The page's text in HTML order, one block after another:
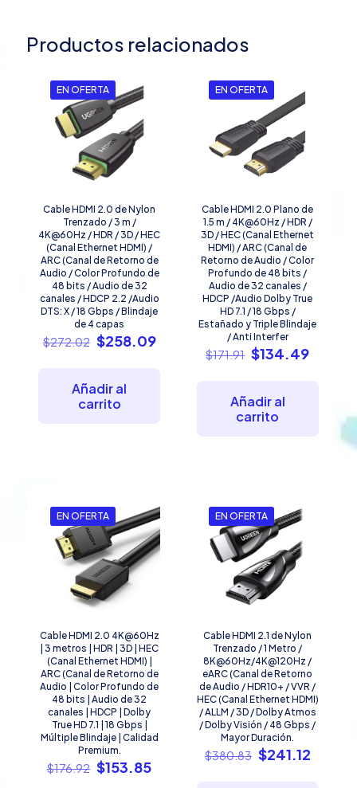
Productos relacionados
EN OFERTA
Cable HDMI 2.0 de Nylon
Trenzado / 3 m /
4K@60Hz / HDR / 3D / HEC
(Canal Ethernet HDMI) /
ARC (Canal de Retorno de
Audio / Color Profundo de
48 bits / Audio de 32
canales / HDCP 2.2 /Audio
DTS: X / 18 Gbps / Blindaje
de 4 capas
$272.02 El
precio
era:
$272.02.
$258.09El
Añadir al
carrito
EN OFERTA
Cable HDMI 2.0 Plano de
1.5 m / 4K@60Hz / HDR /
3D / HEC (Canal Ethernet
HDMI) / ARC (Canal de
Retorno de Audio / Color
Profundo de 48 bits /
Audio de 32 canales /
HDCP /Audio Dolby True
HD 7.1 / 18 Gbps /
Estañado y Triple Blindaje
/ Anti Interfer
$171.91 El
precio
era:
$171.91.
$134.49El
Añadir al
carrito
EN OFERTA
Cable HDMI 2.0 4K@60Hz
| 3 metros | HDR | 3D | HEC
(Canal Ethernet HDMI) |
ARC (Canal de Retorno de
Audio | Color Profundo de
48 bits | Audio de 32
canales | HDCP | Dolby
True HD 7.1 | 18 Gbps |
Múltiple Blindaje | Calidad
Premium.
$176.92 El
$153.85El
EN OFERTA
Cable HDMI 2.1 de Nylon
Trenzado / 1 Metro /
8K@60Hz/4K@120Hz /
eARC (Canal de Retorno
de Audio / HDR10+ / VVR /
HEC (Canal Ethernet HDMI)
/ ALLM / 3D / Dolby Atmos
/ Dolby Visión / 48 Gbps /
Mayor Duración.
$380.83 El
$241.12El